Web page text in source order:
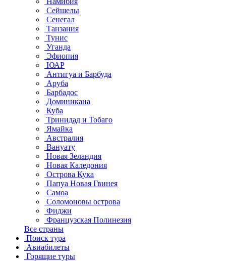
Сейшелы
Сенегал
Танзания
Тунис
Уганда
Эфиопия
ЮАР
Антигуа и Барбуда
Аруба
Барбадос
Доминикана
Куба
Тринидад и Тобаго
Ямайка
Австралия
Вануату
Новая Зеландия
Новая Каледония
Острова Кука
Папуа Новая Гвинея
Самоа
Соломоновы острова
Фиджи
Французская Полинезия
Все страны
Поиск тура
Авиабилеты
Горящие туры